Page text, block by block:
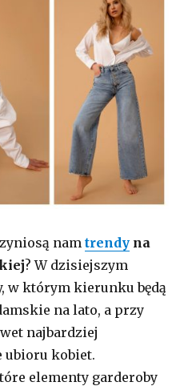
namtrendy na
? W dzisiejszym
w którym kierunku będą
na lato, a przy
najbardziej
ubioru kobiet.
elementy garderoby